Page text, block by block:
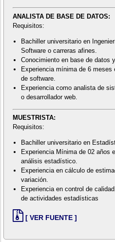
ANALISTA DE BASE DE DATOS:
Requisitos:
Bachiller universitario en
Software o carreras afines.
Conocimiento en base de datos
Experiencia mínima de 6 meses
de software.
Experiencia como analista de
o desarrollador web.
MUESTRISTA:
Requisitos:
Bachiller universitario en
Experiencia Mínima de 02 años
análisis estadístico.
Experiencia en cálculo de
variación.
Experiencia en control de
de actividades estadísticas
[ VER FUENTE ]